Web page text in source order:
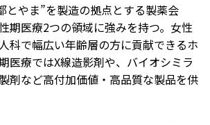
とやま”を製造の拠点とする製薬会
期医療2つの領域に強みを持つ。女性
科で幅広い年齢層の方に貢献できるホ
医療ではX線造影剤や、バイオシミラ
剤など高付加価値・高品質な製品を供